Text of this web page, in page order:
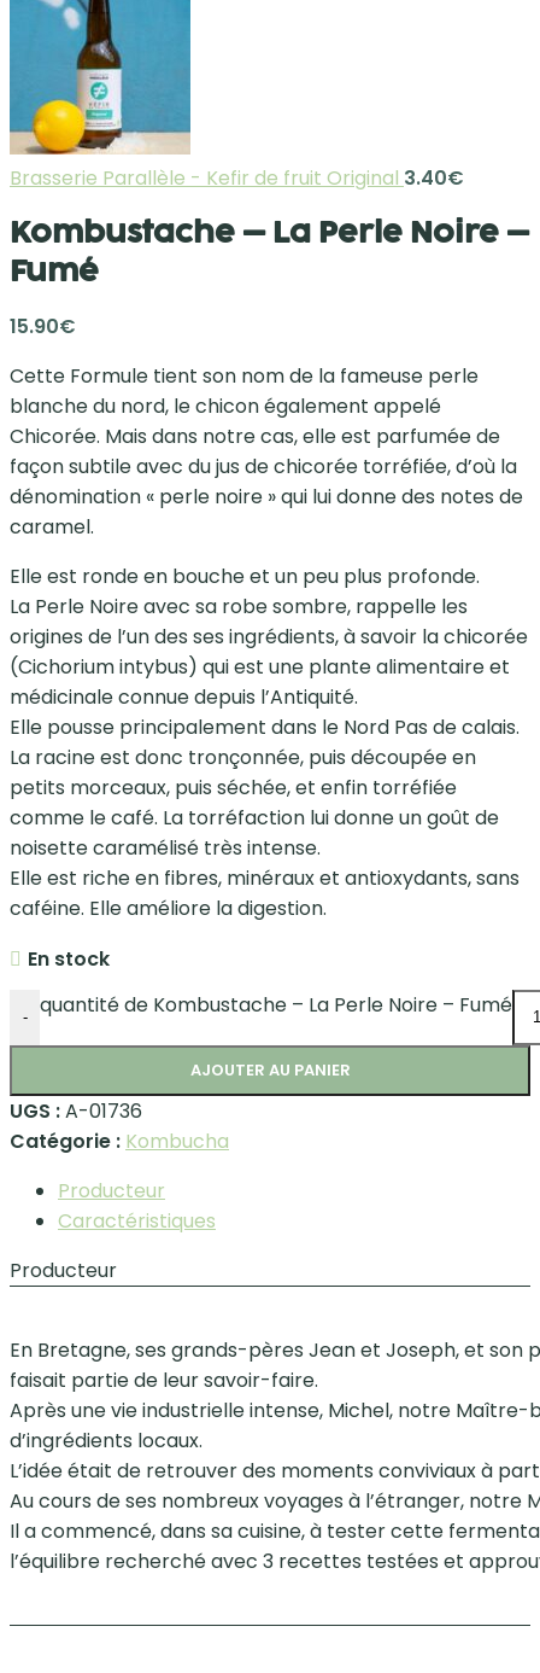
Brasserie Parallèle - Kefir de fruit Original 3.40€
Kombustache – La Perle Noire –
Fumé
15.90€
Cette Formule tient son nom de la fameuse perle
blanche du nord, le chicon également appelé
Chicorée. Mais dans notre cas, elle est parfumée de
façon subtile avec du jus de chicorée torréfiée, d’où la
dénomination « perle noire » qui lui donne des notes de
caramel.
Elle est ronde en bouche et un peu plus profonde.
La Perle Noire avec sa robe sombre, rappelle les
origines de l’un des ses ingrédients, à savoir la chicorée
(Cichorium intybus) qui est une plante alimentaire et
médicinale connue depuis l’Antiquité.
Elle pousse principalement dans le Nord Pas de calais.
La racine est donc tronçonnée, puis découpée en
petits morceaux, puis séchée, et enfin torréfiée
comme le café. La torréfaction lui donne un goût de
noisette caramélisé très intense.
Elle est riche en fibres, minéraux et antioxydants, sans
caféine. Elle améliore la digestion.
En stock
- quantité de Kombustache – La Perle Noire – Fumé
AJOUTER AU PANIER
UGS :A-01736
Catégorie : Kombucha
Producteur
Caractéristiques
Producteur
En Bretagne, ses grands-pères Jean et Joseph, et
faisait partie de leur savoir-faire.
Après une vie industrielle intense, Michel, notre
d’ingrédients locaux.
L’idée était de retrouver des moments conviviaux à
Au cours de ses nombreux voyages à l’étranger,
Il a commencé, dans sa cuisine, à tester cette
l’équilibre recherché avec 3 recettes testées et